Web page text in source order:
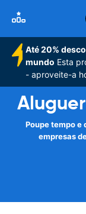
Até 20%
mundo Esta
- aproveite-a
Poupe tempo e
empresas